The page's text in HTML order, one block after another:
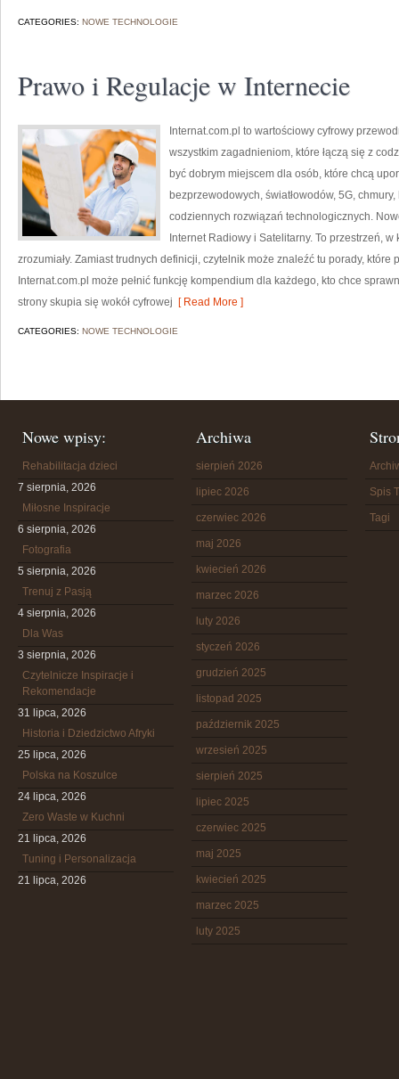
CATEGORIES: NOWE TECHNOLOGIE
Prawo i Regulacje w Internecie
Internat.com.pl to wartościowy cyfrowy
wszystkim zagadnieniom, które łączą się z
być dobrym miejscem dla osób, które chcą
bezprzewodowych, światłowodów, 5G,
codziennych rozwiązań technologicznych.
Internet Radiowy i Satelitarny. To przestrzeń,
zrozumiały. Zamiast trudnych definicji, czytelnik może znaleźć tu porady,
Internat.com.pl może pełnić funkcję kompendium dla każdego, kto chce
strony skupia się wokół cyfrowej [ Read More ]
CATEGORIES: NOWE TECHNOLOGIE
Nowe wpisy:
Rehabilitacja dzieci
7 sierpnia, 2026
Miłosne Inspiracje
6 sierpnia, 2026
Fotografia
5 sierpnia, 2026
Trenuj z Pasją
4 sierpnia, 2026
Dla Was
3 sierpnia, 2026
Czytelnicze Inspiracje i
Rekomendacje
31 lipca, 2026
Historia i Dziedzictwo Afryki
25 lipca, 2026
Polska na Koszulce
24 lipca, 2026
Zero Waste w Kuchni
21 lipca, 2026
Tuning i Personalizacja
21 lipca, 2026
Archiwa
sierpień 2026
lipiec 2026
czerwiec 2026
maj 2026
kwiecień 2026
marzec 2026
luty 2026
styczeń 2026
grudzień 2025
listopad 2025
październik 2025
wrzesień 2025
sierpień 2025
lipiec 2025
czerwiec 2025
maj 2025
kwiecień 2025
marzec 2025
luty 2025
Spis
Tagi